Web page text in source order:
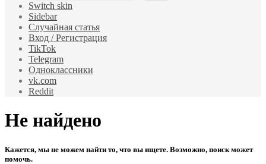
Switch skin
Sidebar
Случайная статья
Вход / Регистрация
TikTok
Telegram
Одноклассники
vk.com
Reddit
Не найдено
Кажется, мы не можем найти то, что вы ищете. Возможно, поиск может
помочь.